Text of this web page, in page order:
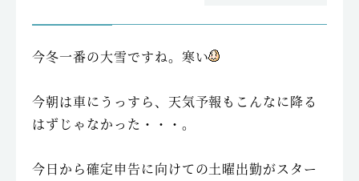
今冬一番の大雪ですね。寒い
今朝は車にうっすら、天気予報もこんなに降る
はずじゃなかった・・・。
今日から確定申告に向けての土曜出勤がスター